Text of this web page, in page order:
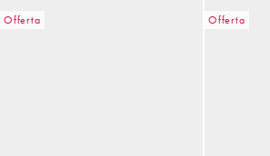
Offerta Offerta